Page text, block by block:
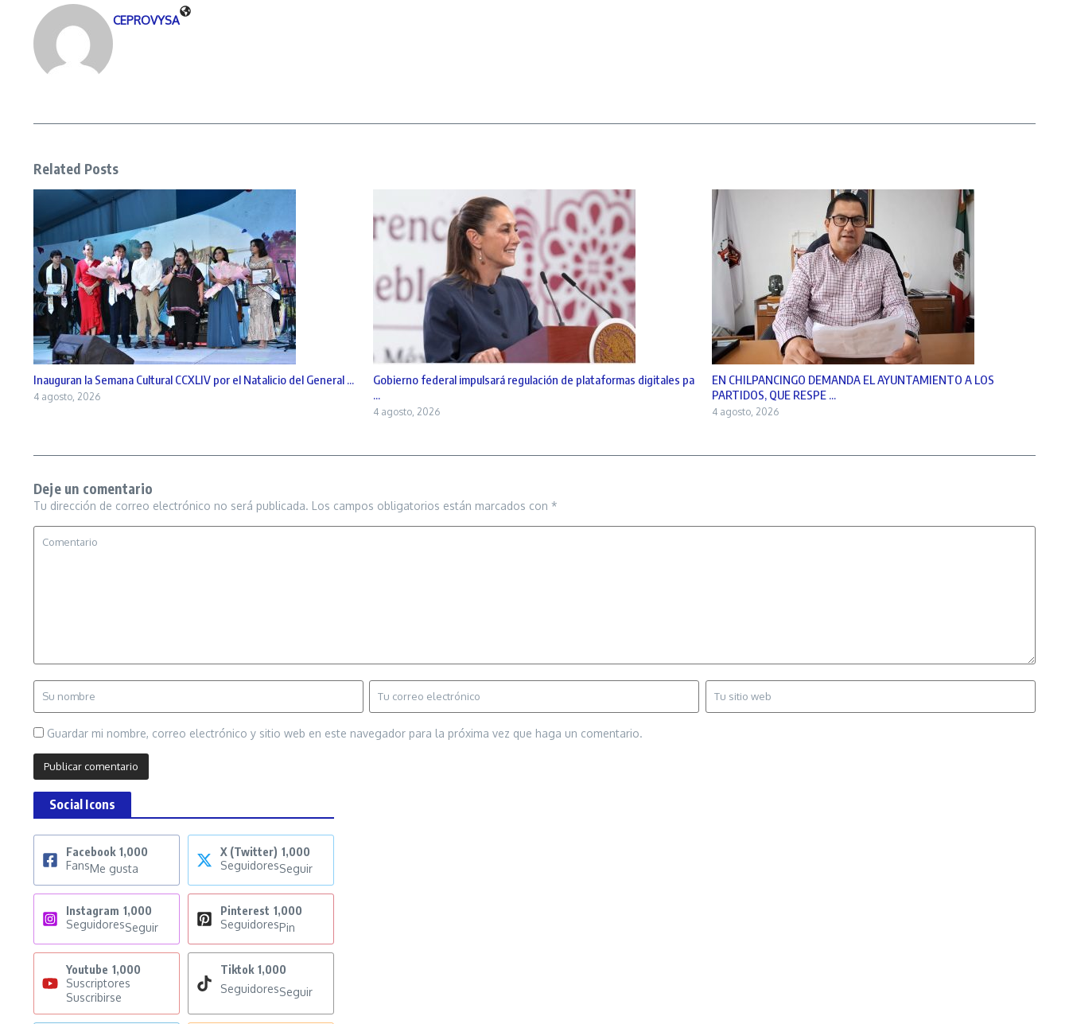
CEPROVYSA
Related Posts
Inauguran la Semana Cultural CCXLIV por el Natalicio del General ...
4 agosto, 2026
Gobierno federal impulsará regulación de plataformas digitales pa
...
4 agosto, 2026
EN CHILPANCINGO DEMANDA EL AYUNTAMIENTO A LOS
PARTIDOS, QUE RESPE ...
4 agosto, 2026
Deje un comentario
Tu dirección de correo electrónico no será publicada. Los campos obligatorios están marcados con *
Guardar mi nombre, correo electrónico y sitio web en este navegador para la próxima vez que haga un comentario.
Social Icons
Facebook 1,000
FansMe gusta
X (Twitter) 1,000
SeguidoresSeguir
Instagram 1,000
SeguidoresSeguir
Pinterest 1,000
SeguidoresPin
Youtube 1,000
Suscriptores
Suscribirse
Tiktok 1,000
SeguidoresSeguir